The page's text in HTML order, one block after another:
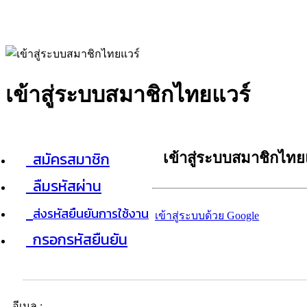
เข้าสู่ระบบสมาชิกไทยแวร์
สมัครสมาชิก
ลืมรหัสผ่าน
ส่งรหัสยืนยันการใช้งาน
กรอกรหัสยืนยัน
เข้าสู่ระบบสมาชิกไท
เข้าสู่ระบบด้วย Google